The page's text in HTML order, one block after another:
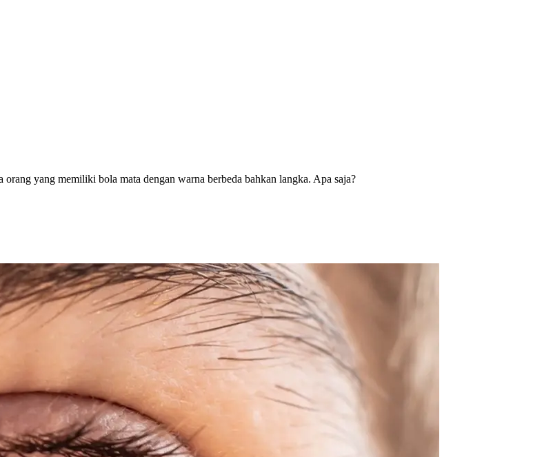
yang memiliki bola mata dengan warna berbeda bahkan langka. Apa saja?